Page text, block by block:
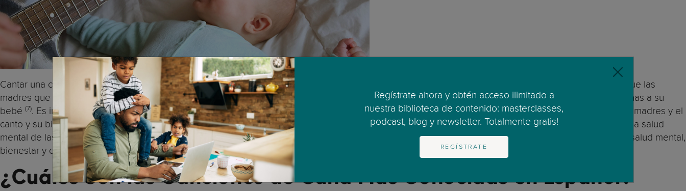
Cantar una canción de cuna no solo es bueno para el bebé, sino que también parece tener efectos beneficiosos para los padres. Se ha descubierto que las
madres que cantan a sus bebés con regularidad experimentan menos depresión posparto, mayor bienestar, mayor autoestima y se sienten más cercanas a su
bebé (7). Es importante señalar que no podemos decir claramente que cantar hace que las madres sean felices, pero parece haber un vínculo entre las madres y el
canto y su bienestar. Sin embargo, también podría ser que las madres que se sienten mejor sean más propensas a cantar. Parece que cantar favorece la salud
mental de las nuevas madres(8) . La música no solo es beneficiosa para las madres. Los estudios muestran que cantar está relacionado con una mejor salud mental,
bienestar y calidad de vida en diferentes grupos de personas.
¿Cuáles Son las Canciones de Cuna Más Conocidas en Español?
Regístrate ahora y obtén acceso ilimitado a
nuestra biblioteca de contenido: masterclasses,
podcast, blog y newsletter. Totalmente gratis!
REGÍSTRATE